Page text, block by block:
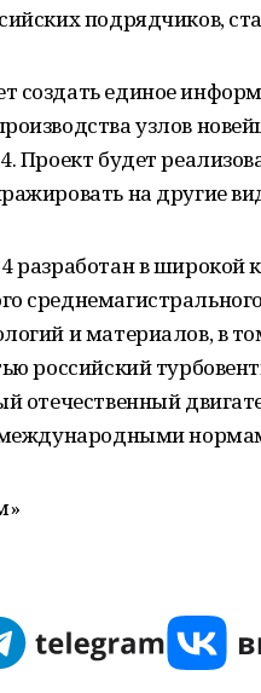
подрядчиков,
создать единое
узлов
Проект будет
на другие
разработан в
и материалов, в
российский
отечественный
международными